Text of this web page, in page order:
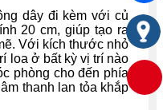
dây đi kèm với củ
20 cm, giúp tạo ra
Với kích thước nhỏ
loa ở bất kỳ vị trí nào
phòng cho đến phía
thanh lan tỏa khắp